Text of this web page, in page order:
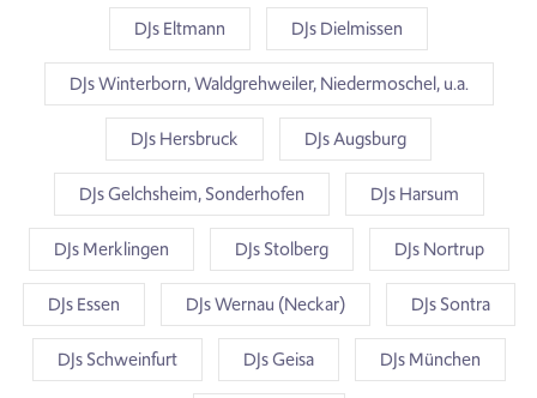
DJs Eltmann DJs Dielmissen
DJs Winterborn, Waldgrehweiler, Niedermoschel, u.a.
DJs Hersbruck DJs Augsburg
DJs Gelchsheim, Sonderhofen DJs Harsum
DJs Merklingen DJs Stolberg DJs Nortrup
DJs Essen DJs Wernau (Neckar) DJs Sontra
DJs Schweinfurt DJs Geisa DJs München